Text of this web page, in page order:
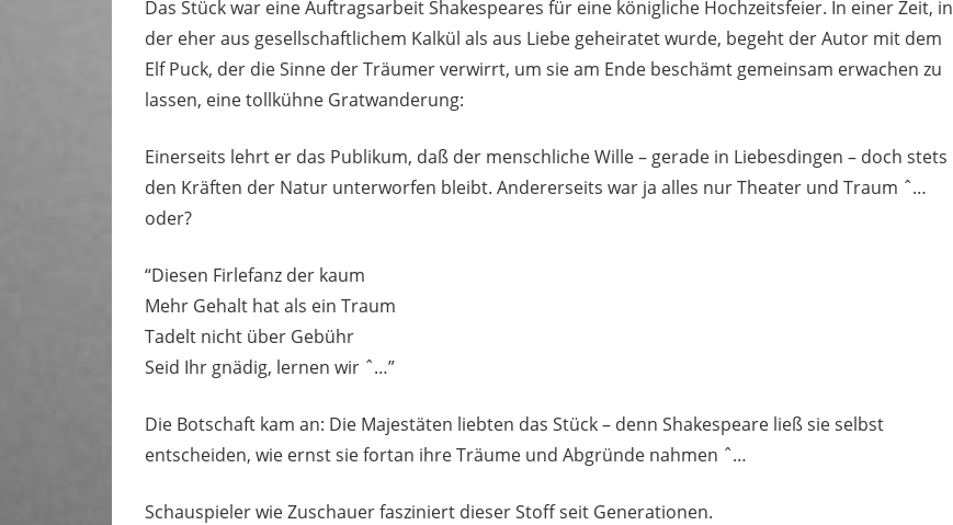
Das Stück war eine Auftragsarbeit Shakespeares für eine königliche Hochzeitsfeier. In einer Zeit, in
der eher aus gesellschaftlichem Kalkül als aus Liebe geheiratet wurde, begeht der Autor mit dem
Elf Puck, der die Sinne der Träumer verwirrt, um sie am Ende beschämt gemeinsam erwachen zu
lassen, eine tollkühne Gratwanderung:
Einerseits lehrt er das Publikum, daß der menschliche Wille – gerade in Liebesdingen – doch stets
den Kräften der Natur unterworfen bleibt. Andererseits war ja alles nur Theater und Traum ˆ…
oder?
“Diesen Firlefanz der kaum
Mehr Gehalt hat als ein Traum
Tadelt nicht über Gebühr
Seid Ihr gnädig, lernen wir ˆ…”
Die Botschaft kam an: Die Majestäten liebten das Stück – denn Shakespeare ließ sie selbst
entscheiden, wie ernst sie fortan ihre Träume und Abgründe nahmen ˆ…
Schauspieler wie Zuschauer fasziniert dieser Stoff seit Generationen.